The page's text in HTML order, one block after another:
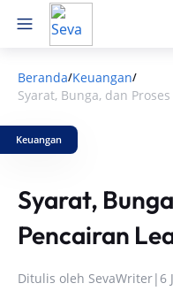
Beranda/Keuangan/
Syarat, Bunga, dan
Keuangan
Syarat,
Pencairan
Ditulis oleh SevaWriter| 6